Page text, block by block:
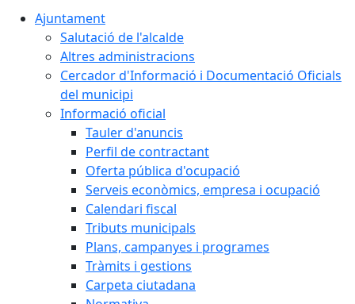
Ajuntament
Salutació de l'alcalde
Altres administracions
Cercador d'Informació i Documentació Oficials
del municipi
Informació oficial
Tauler d'anuncis
Perfil de contractant
Oferta pública d'ocupació
Serveis econòmics, empresa i ocupació
Calendari fiscal
Tributs municipals
Plans, campanyes i programes
Tràmits i gestions
Carpeta ciutadana